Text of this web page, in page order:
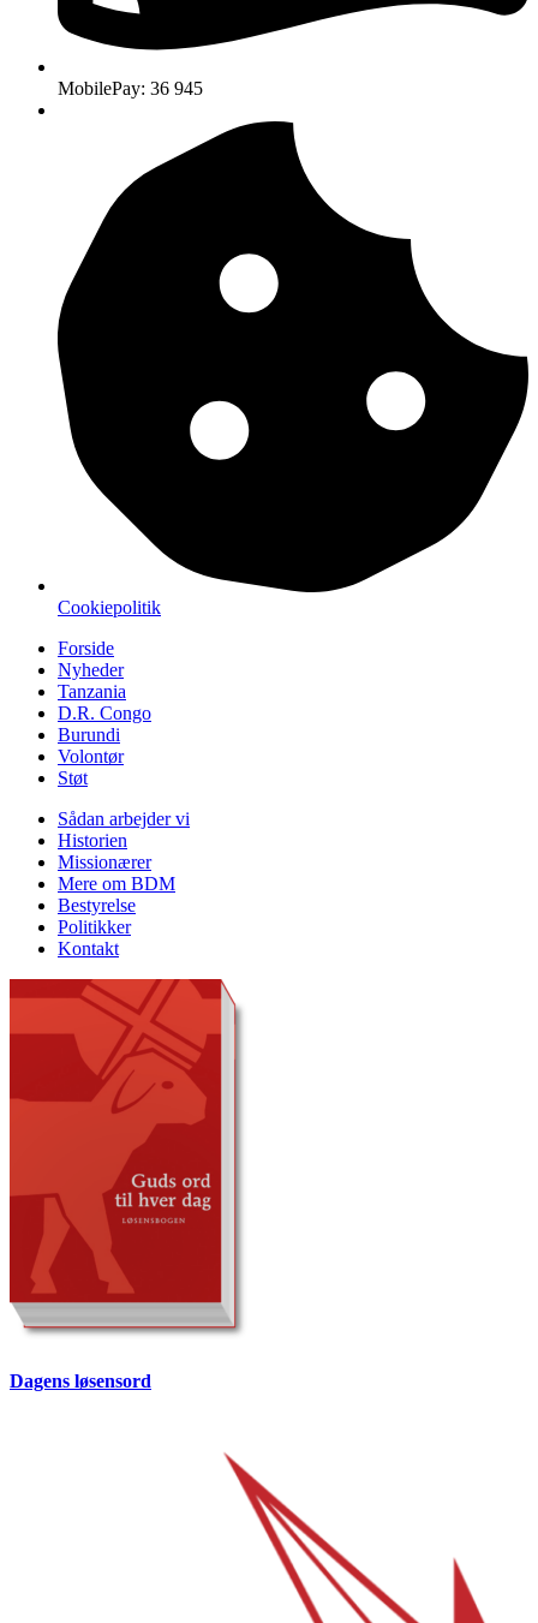
MobilePay: 36 945
Cookiepolitik
Forside
Nyheder
Tanzania
D.R. Congo
Burundi
Volontør
Støt
Sådan arbejder vi
Historien
Missionærer
Mere om BDM
Bestyrelse
Politikker
Kontakt
Dagens løsensord